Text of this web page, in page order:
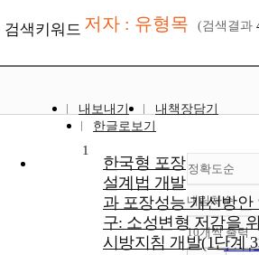
검색키워드 저자 : 유형목 (검색결과
내보내기
내책장담기
한글로보기
정확도순
정확
순
인기
내림차순
내림
10개씩 출력
1
한국형 포장
설계법 개발
과 포장성능 개선방안
구: 소성변형 저감을
시방지침 개발(1단계